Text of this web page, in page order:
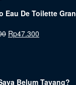
Eau De Toilette
Rp47.300
Belum Tayang?